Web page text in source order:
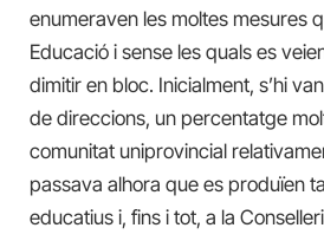
enumeraven les moltes mesures
Educació i sense les quals es
dimitir en bloc. Inicialment, s’hi
de direccions, un percentatge
comunitat uniprovincial
passava alhora que es produïen
educatius i, fins i tot, a la